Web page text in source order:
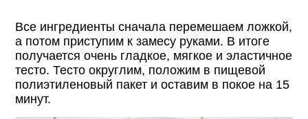
Все ингредиенты сначала перемешаем ложкой,
а потом приступим к замесу руками. В итоге
получается очень гладкое, мягкое и эластичное
тесто. Тесто округлим, положим в пищевой
полиэтиленовый пакет и оставим в покое на 15
минут.